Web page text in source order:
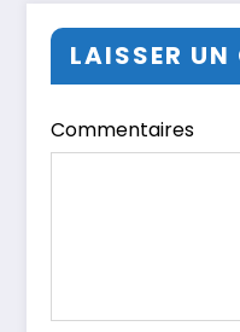
LAISSER
Commentaires